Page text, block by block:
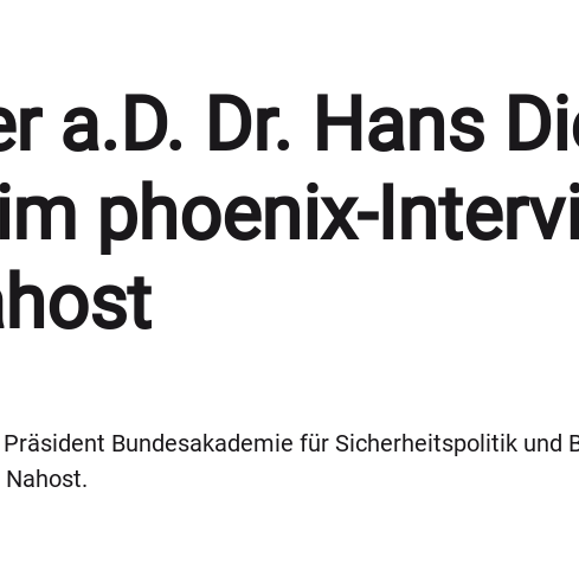
a.D. Dr. Hans
phoenix-
Bundesakademie für Sicherheitspolitik und
Nahost.